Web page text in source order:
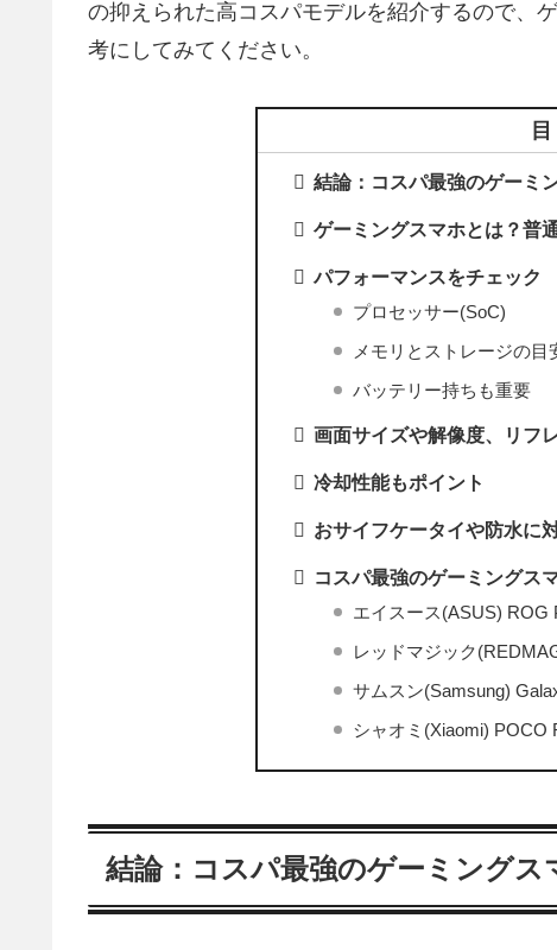
の抑えられた高コスパモデルを紹介するので、
考にしてみてください。
結論：コスパ最強のゲーミ
ゲーミングスマホとは？普
パフォーマンスをチェック
プロセッサー(SoC)
メモリとストレージの目
バッテリー持ちも重要
画面サイズや解像度、リフ
冷却性能もポイント
おサイフケータイや防水に
コスパ最強のゲーミングス
エイスース(ASUS) ROG
レッドマジック
サムスン(Samsung)
シャオミ(Xiaomi) POCO
結論：コスパ最強のゲーミング